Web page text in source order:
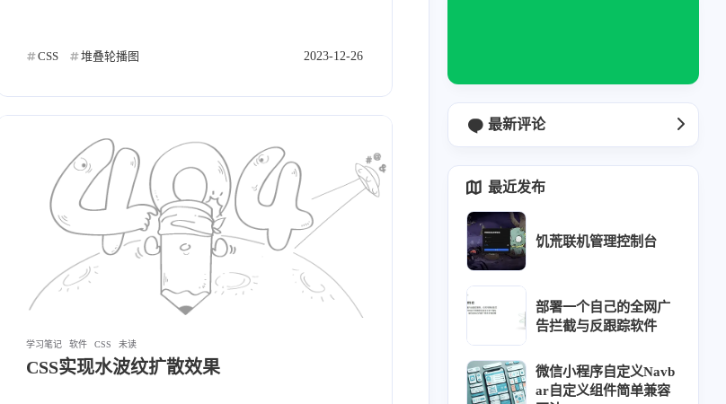
CSS 堆叠轮播图 2023-12-26
学习笔记 软件 CSS 未读
CSS实现水波纹扩散效果
最新评论
最近发布
饥荒联机管理控制台
部署一个自己的全网广
告拦截与反跟踪软件
微信小程序自定义Navb
ar自定义组件简单兼容